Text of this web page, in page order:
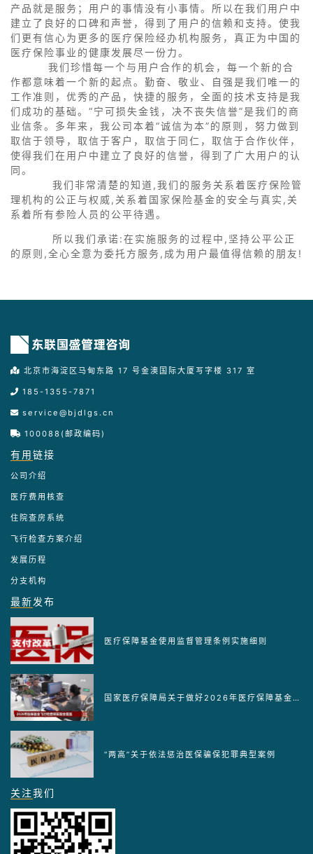
产品就是服务；用户的事情没有小事情。所以在我们用户中
建立了良好的口碑和声誉，得到了用户的信赖和支持。使我
们更有信心为更多的医疗保险经办机构服务，真正为中国的
医疗保险事业的健康发展尽一份力。
我们珍惜每一个与用户合作的机会，每一个新的合
作都意味着一个新的起点。勤奋、敬业、自强是我们唯一的
工作准则，优秀的产品，快捷的服务，全面的技术支持是我
们成功的基础。“宁可损失金钱，决不丧失信誉”是我们的商
业信条。多年来，我公司本着“诚信为本”的原则，努力做到
取信于领导，取信于客户，取信于同仁，取信于合作伙伴，
使得我们在用户中建立了良好的信誉，得到了广大用户的认
同。
我们非常清楚的知道,我们的服务关系着医疗保险管
理机构的公正与权威,关系着国家保险基金的安全与真实,关
系着所有参险人员的公平待遇。
所以我们承诺:在实施服务的过程中,坚持公平公正
的原则,全心全意为委托方服务,成为用户最值得信赖的朋友!
北京市海淀区马甸东路 17 号金澳国际大厦写字楼 317 室
185-1355-7871
service@bjdlgs.cn
100088(邮政编码)
有用链接
公司介绍
医疗费用核查
住院查房系统
飞行检查方案介绍
发展历程
分支机构
最新发布
医疗保障基金使用监督管理条例实施细则
国家医疗保障局关于做好2026年医疗保障基金监管工作的通知
“两高”关于依法惩治医保骗保犯罪典型案例
关注我们